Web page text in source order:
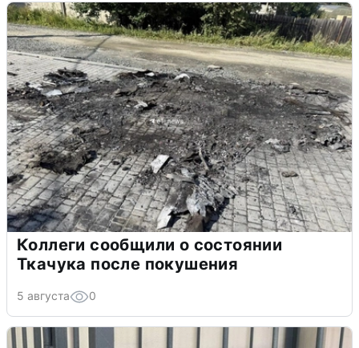
Коллеги сообщили о состоянии
Ткачука после покушения
5 августа 0